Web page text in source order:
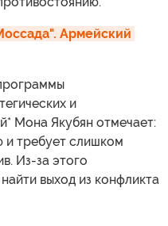
Армейский
и
Мона Якубян отмечает:
и требует слишком
Из-за этого
выход из конфликта